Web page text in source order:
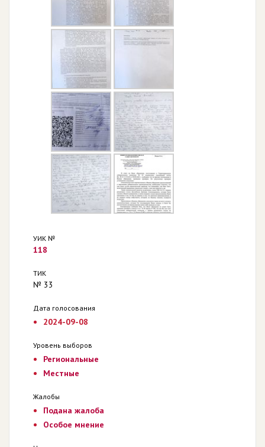
УИК №
118
ТИК
№ 33
Дата голосования
2024-09-08
Уровень выборов
Региональные
Местные
Жалобы
Подана жалоба
Особое мнение